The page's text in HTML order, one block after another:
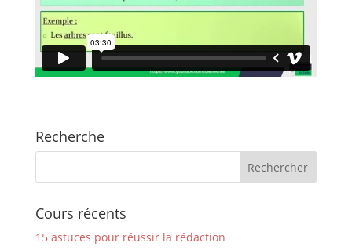
Recherche
Cours récents
15 astuces pour réussir la rédaction